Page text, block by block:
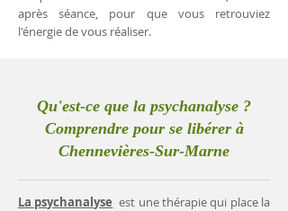
après séance, pour que vous retrouviez
l'énergie de vous réaliser.
Qu'est-ce que la psychanalyse ?
Comprendre pour se libérer à
Chennevières-Sur-Marne
La psychanalyse est une thérapie qui place la